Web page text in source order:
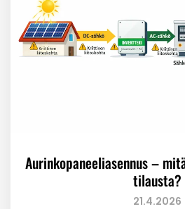
Aurinkopaneeliasennus –
tilausta?
21.4.2026